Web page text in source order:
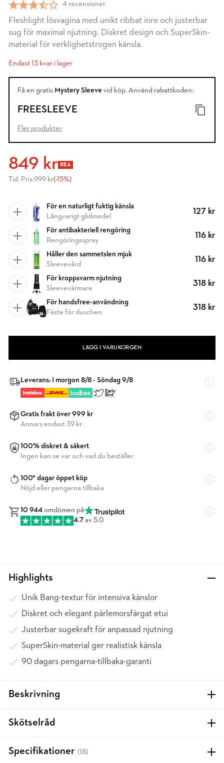
4 recensioner
Fleshlight lösvagina med unikt ribbat inre och justerbar
sug för maximal njutning. Diskret design och SuperSkin-
material för verklighetstrogen känsla.
Endast 13 kvar i lager
Få en gratis Mystery Sleeve vid köp. Använd rabattkoden:
FREESLEEVE
Fler produkter
849 kr REA
Tid. Pris:999 kr(-15%)
För en naturligt fuktig känsla
Långvarigt glidmedel
127 kr
För antibakteriell rengöring
Rengöringsspray
116 kr
Håller den sammetslen mjuk
Sleevevård
116 kr
För kroppsvarm njutning
Sleevevärmare
318 kr
För handsfree-användning
Fäste för duschen
318 kr
LÄGG I VARUKORGEN
Leverans: I morgon 8/8 - Söndag 9/8
Gratis frakt över 999 kr
Annars endast 39 kr
100% diskret & säkert
Ingen kan se var och vad du beställer
100* dagar öppet köp
Nöjd eller pengarna tillbaka
10 944 omdömen på
4.7 av 5.0
Highlights
Unik Bang-textur för intensiva känslor
Diskret och elegant pärlemorsfärgat etui
Justerbar sugekraft för anpassad njutning
SuperSkin-material ger realistisk känsla
90 dagars pengarna-tillbaka-garanti
Beskrivning
Skötselråd
Specifikationer (18)